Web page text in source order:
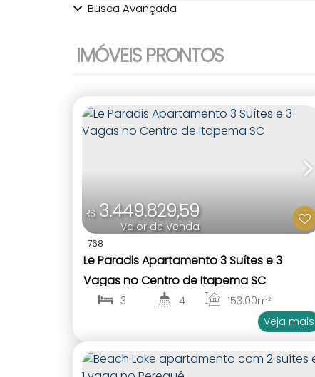
Busca Avançada
IMÓVEIS PRONTOS
768
R$3.449.829,59
Valor de Venda
Le Paradis Apartamento 3 Suítes e 3
Vagas no Centro de Itapema SC
3 4 153.00m²
Veja mais